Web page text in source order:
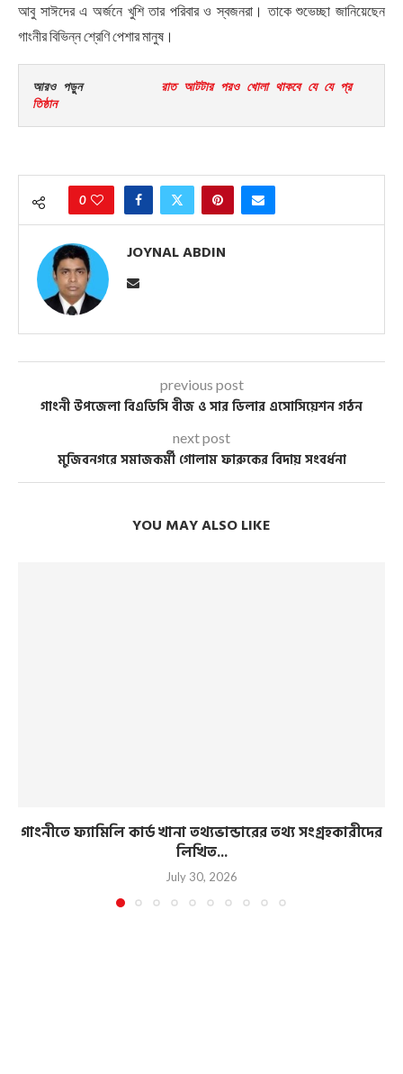
আবু সাঈদের এ অর্জনে খুশি তার পরিবার ও স্বজনরা। তাকে শুভেচ্ছা জানিয়েছেন
গাংনীর বিভিন্ন শ্রেণি পেশার মানুষ।
আরও পড়ুন
রাত আটটার পরও খোলা থাকবে যে যে প্র
তিষ্ঠান
0
JOYNAL ABDIN
previous post
গাংনী উপজেলা বিএডিসি বীজ ও সার ডিলার এসোসিয়েশন গঠন
next post
মুজিবনগরে সমাজকর্মী গোলাম ফারুকের বিদায় সংবর্ধনা
YOU MAY ALSO LIKE
গাংনীতে ফ্যামিলি কার্ড খানা তথ্যভান্ডারের তথ্য সংগ্রহকারীদের
লিখিত...
July 30, 2026